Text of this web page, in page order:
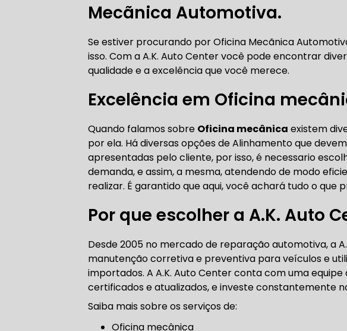
TROCA DA CORREIA
CORREIA DENTADA BMW
CORREIA DENTADA CARRO
DIREÇÃO HIDRÁULICA E
DIREÇÃO HIDRÁULICA E
MANUTENÇÃO DIREÇÃO
Mecãnica Automotiva.
Se estiver procurando por Oficina Mecãnica
isso. Com a A.K. Auto Center você pode encontrar
qualidade e a excelência que você merece.
Excelência em Oficina
Quando falamos sobre Oficina mecânica existem
por ela. Há diversas opções de Alinhamento que
apresentadas pelo cliente, por isso, é necessario
demanda, e assim, a mesma, atendendo de modo
realizar. É garantido que aqui, você achará tudo o que
Por que escolher a A.K. Auto
Desde 2005 no mercado de reparação automotiva, a
manutenção corretiva e preventiva para veículos e
importados. A A.K. Auto Center conta com uma
certificados e atualizados, e investe constantemente
Saiba mais sobre os serviços de:
Oficina mecânica